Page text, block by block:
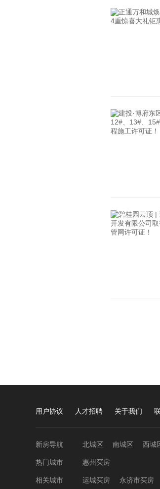
用户协议 人才招聘 关于我们
新房导航 北城区 南城区 西城
热门城市 惠州买房
相关城市 运城买房 永济市买房